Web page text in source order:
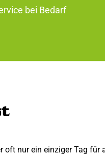
bei Bedarf
nur ein einziger Tag für